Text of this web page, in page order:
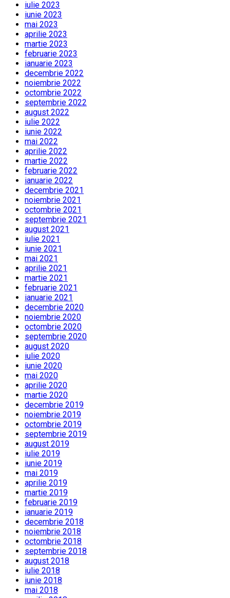
iulie 2023
iunie 2023
mai 2023
aprilie 2023
martie 2023
februarie 2023
ianuarie 2023
decembrie 2022
noiembrie 2022
octombrie 2022
septembrie 2022
august 2022
iulie 2022
iunie 2022
mai 2022
aprilie 2022
martie 2022
februarie 2022
ianuarie 2022
decembrie 2021
noiembrie 2021
octombrie 2021
septembrie 2021
august 2021
iulie 2021
iunie 2021
mai 2021
aprilie 2021
martie 2021
februarie 2021
ianuarie 2021
decembrie 2020
noiembrie 2020
octombrie 2020
septembrie 2020
august 2020
iulie 2020
iunie 2020
mai 2020
aprilie 2020
martie 2020
decembrie 2019
noiembrie 2019
octombrie 2019
septembrie 2019
august 2019
iulie 2019
iunie 2019
mai 2019
aprilie 2019
martie 2019
februarie 2019
ianuarie 2019
decembrie 2018
noiembrie 2018
octombrie 2018
septembrie 2018
august 2018
iulie 2018
iunie 2018
mai 2018